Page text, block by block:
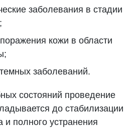
заболевания в стадии
кожи в области
заболеваний.
состояний проведение
до стабилизации
и полного устранения